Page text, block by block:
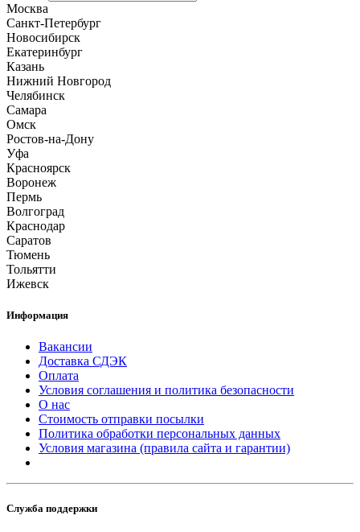
Москва
Санкт-Петербург
Новосибирск
Екатеринбург
Казань
Нижний Новгород
Челябинск
Самара
Омск
Ростов-на-Дону
Уфа
Красноярск
Воронеж
Пермь
Волгоград
Краснодар
Саратов
Тюмень
Тольятти
Ижевск
Информация
Вакансии
Доставка СДЭК
Оплата
Условия соглашения и политика безопасности
О нас
Стоимость отправки посылки
Политика обработки персональных данных
Условия магазина (правила сайта и гарантии)
Служба поддержки